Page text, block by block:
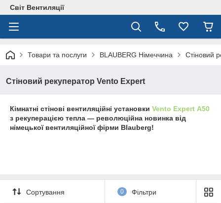
Світ Вентиляції
Товари та послуги BLAUBERG Німеччина Стіновий
Стіновий рекуператор Vento Expert
Кімнатні стінові вентиляційні установки Vento Expert А50
з рекуперацією тепла ― революційна новинка від
німецької вентиляційної фірми Blauberg!
Сортування 0 Фільтри